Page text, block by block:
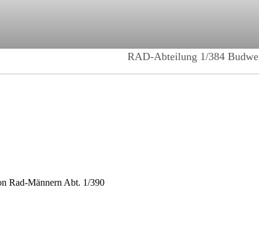
RAD-Abteilung 1/384
Rad-Männern Abt. 1/390